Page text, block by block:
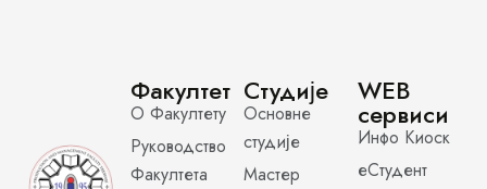
Факултет
О Факултету
Руководство
Факултета
Студије
Основне
студије
Мастер
WEB
сервиси
Инфо Киоск
еСтудент